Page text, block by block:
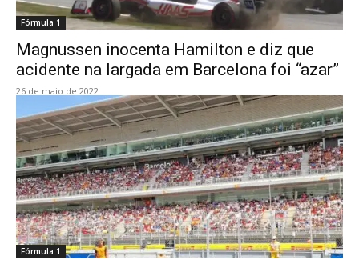
Fórmula 1
Magnussen inocenta Hamilton e diz que
acidente na largada em Barcelona foi “azar”
26 de maio de 2022
Fórmula 1